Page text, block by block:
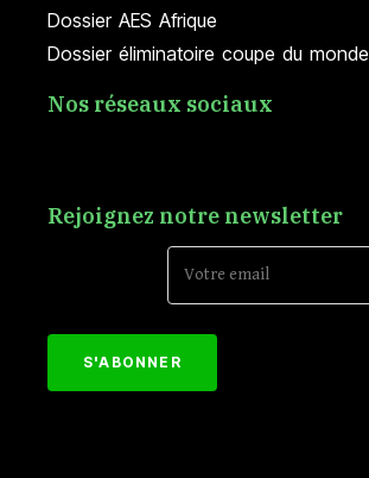
Dossier AES Afrique
Dossier éliminatoire coupe du monde
Nos réseaux sociaux
Rejoignez notre newsletter